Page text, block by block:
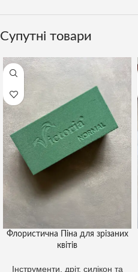
Супутні товари
Флористична Піна для зрізаних
квітів
Інструменти, дріт, силікон та